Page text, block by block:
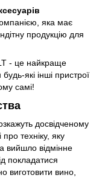
яка має
продукцію для
- це найкраще
будь-які інші пристрої
самі!
досвідченому
техніку, яку
вийшло відмінне
покладатися
виготовити вино,